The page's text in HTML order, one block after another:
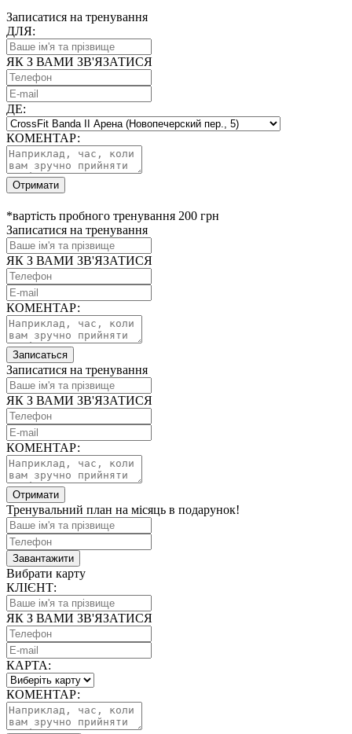
Записатися на тренування
ДЛЯ:
ЯК З ВАМИ ЗВ'ЯЗАТИСЯ
ДЕ:
КОМЕНТАР:
Отримати
*вартість пробного тренування 200 грн
Записатися на тренування
ЯК З ВАМИ ЗВ'ЯЗАТИСЯ
КОМЕНТАР:
Записаться
Записатися на тренування
ЯК З ВАМИ ЗВ'ЯЗАТИСЯ
КОМЕНТАР:
Отримати
Тренувальний план на місяць в подарунок!
Завантажити
Вибрати карту
КЛІЄНТ:
ЯК З ВАМИ ЗВ'ЯЗАТИСЯ
КАРТА:
КОМЕНТАР: